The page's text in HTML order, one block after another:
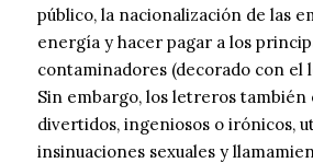
público, la nacionalización de las
energía y hacer pagar a los
contaminadores (decorado con el
Sin embargo, los letreros también
divertidos, ingeniosos o irónicos,
insinuaciones sexuales y